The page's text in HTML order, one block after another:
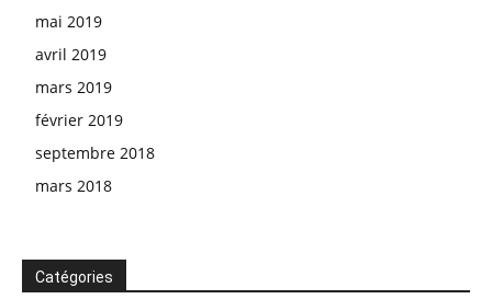
mai 2019
avril 2019
mars 2019
février 2019
septembre 2018
mars 2018
Catégories